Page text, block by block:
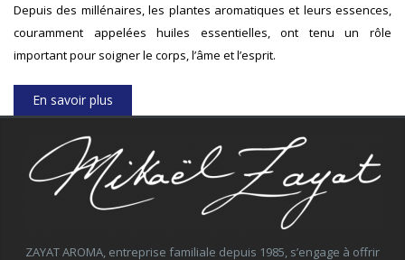
Depuis des millénaires, les plantes aromatiques et leurs essences,
couramment appelées huiles essentielles, ont tenu un rôle
important pour soigner le corps, l’âme et l’esprit.
En savoir plus
ZAYAT AROMA, entreprise familiale depuis 1985, s’engage à offrir